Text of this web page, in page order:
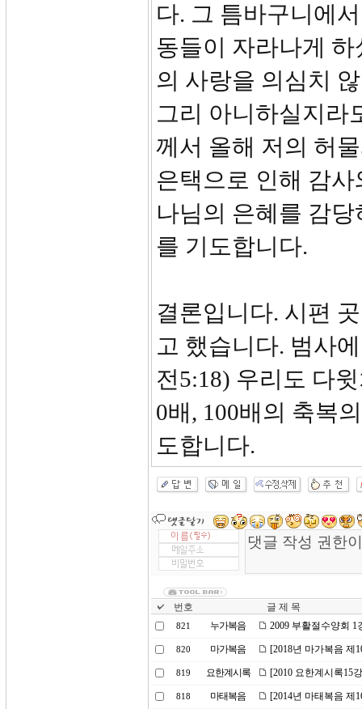
다. 그 틈바구니에
동들이 자라나게
의 사랑을 의심치
그리 아니하실지라
께서 올해 저의 허
은택으로 인해 감
나님의 은혜를 감
를 기도합니다.
결론입니다. 시편
고 했습니다. 범사
전5:18) 우리도 다
0배, 100배의 축복
도합니다.
번호 글 제 목
821 누가복음 2009 부활절수양회
820 마가복음 [2018년 마가복음 제
819 요한계시록 [2010 요한계시록15
818 마태복음 [2014년 마태복음 제